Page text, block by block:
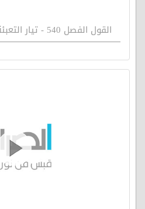
القول الفصل 540 - تيار التعبئة تيار المقاومة